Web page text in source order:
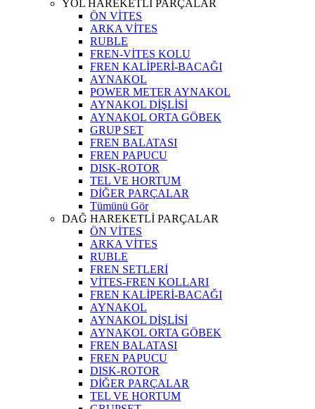
YOL HAREKETLİ PARÇALAR
ÖN VİTES
ARKA VİTES
RUBLE
FREN-VİTES KOLU
FREN KALİPERİ-BACAĞI
AYNAKOL
POWER METER AYNAKOL
AYNAKOL DİŞLİSİ
AYNAKOL ORTA GÖBEK
GRUP SET
FREN BALATASI
FREN PAPUCU
DISK-ROTOR
TEL VE HORTUM
DİĞER PARÇALAR
Tümünü Gör
DAĞ HAREKETLİ PARÇALAR
ÖN VİTES
ARKA VİTES
RUBLE
FREN SETLERİ
VİTES-FREN KOLLARI
FREN KALİPERİ-BACAĞI
AYNAKOL
AYNAKOL DİŞLİSİ
AYNAKOL ORTA GÖBEK
FREN BALATASI
FREN PAPUCU
DISK-ROTOR
DİĞER PARÇALAR
TEL VE HORTUM